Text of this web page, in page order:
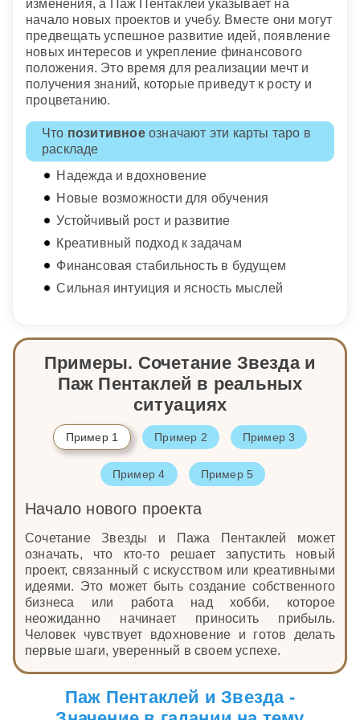
изменения, а Паж Пентаклей указывает на
начало новых проектов и учебу. Вместе они могут
предвещать успешное развитие идей, появление
новых интересов и укрепление финансового
положения. Это время для реализации мечт и
получения знаний, которые приведут к росту и
процветанию.
Что позитивноеозначают эти карты таро в
раскладе
Надежда и вдохновение
Новые возможности для обучения
Устойчивый рост и развитие
Креативный подход к задачам
Финансовая стабильность в будущем
Сильная интуиция и ясность мыслей
Примеры. Сочетание Звезда и
Паж Пентаклей в реальных
ситуациях
Пример 1 Пример 2 Пример 3
Пример 4 Пример 5
Начало нового проекта
Сочетание Звезды и Пажа Пентаклей может
означать, что кто-то решает запустить новый
проект, связанный с искусством или креативными
идеями. Это может быть создание собственного
бизнеса или работа над хобби, которое
неожиданно начинает приносить прибыль.
Человек чувствует вдохновение и готов делать
первые шаги, уверенный в своем успехе.
Паж Пентаклей и Звезда -